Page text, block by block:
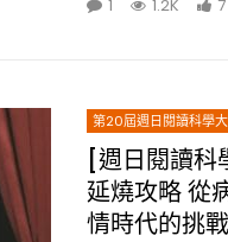
1 1.2K 7
第20屆週日閱讀科學
[週日閱讀科
延燒攻略 從
情時代的挑戰